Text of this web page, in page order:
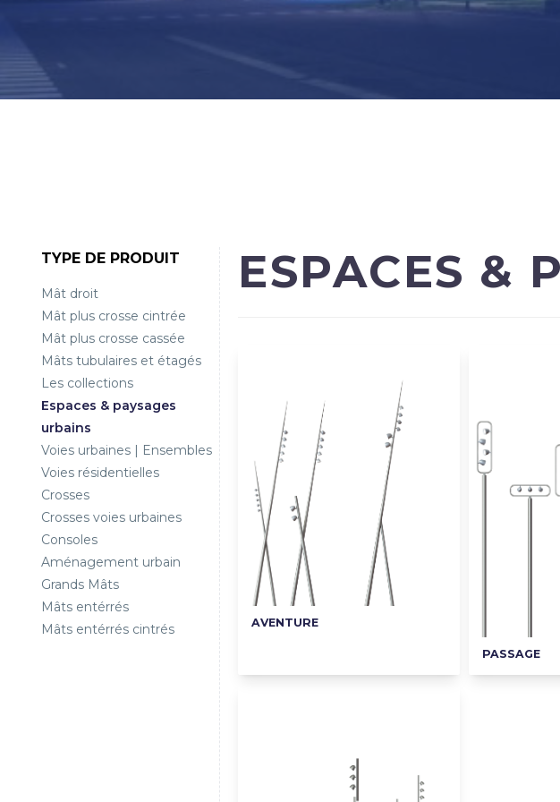
TYPE DE PRODUIT
Mât droit
Mât plus crosse cintrée
Mât plus crosse cassée
Mâts tubulaires et étagés
Les collections
Espaces & paysages
urbains
Voies urbaines | Ensembles
Voies résidentielles
Crosses
Crosses voies urbaines
Consoles
Aménagement urbain
Grands Mâts
Mâts entérrés
Mâts entérrés cintrés
ESPACES &
AVENTURE
PASSAGE